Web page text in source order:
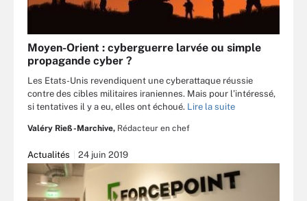
Moyen-Orient : cyberguerre larvée ou simple
propagande cyber ?
Les Etats-Unis revendiquent une cyberattaque réussie
contre des cibles militaires iraniennes. Mais pour l’intéressé,
si tentatives il y a eu, elles ont échoué. Lire la suite
Valéry Rieß-Marchive, Rédacteur en chef
Actualités 24 juin 2019